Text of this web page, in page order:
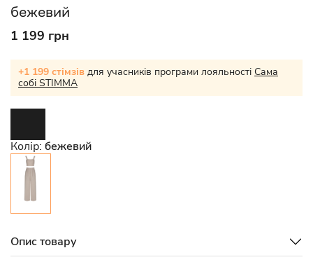
бежевий
1 199 грн
+1 199 стімзів для учасників програми лояльності Сама
собі STIMMA
Колір: бежевий
Опис товару